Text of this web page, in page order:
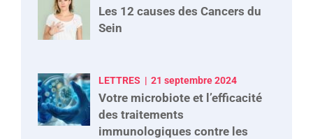
Les 12 causes des Cancers du
Sein
LETTRES 21 septembre 2024
Votre microbiote et l’efficacité
des traitements
immunologiques contre les